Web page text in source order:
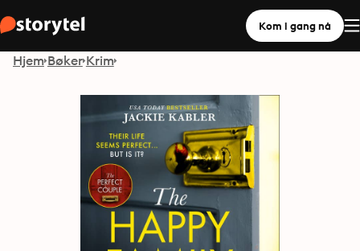
Kom i gang nå
Hjem Bøker Krim